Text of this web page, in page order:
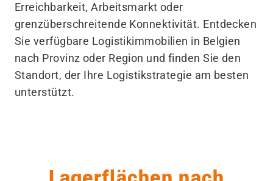
Erreichbarkeit, Arbeitsmarkt oder
grenzüberschreitende Konnektivität. Entdecken
Sie verfügbare Logistikimmobilien in Belgien
nach Provinz oder Region und finden Sie den
Standort, der Ihre Logistikstrategie am besten
unterstützt.